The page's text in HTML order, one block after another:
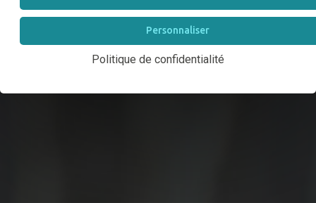
Personnaliser
Politique de confidentialité